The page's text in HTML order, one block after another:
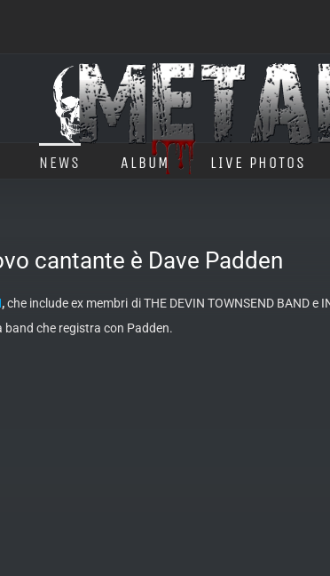
NEWS ALBUM LIVE PHOTOS
cantante è Dave Padden
,che include ex membri di THE DEVIN TOWNSEND BAND
che registra con Padden.